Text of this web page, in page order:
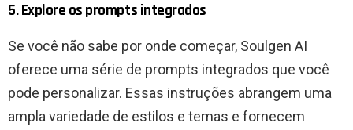
5. Explore os prompts integrados
Se você não sabe por onde começar, Soulgen AI
oferece uma série de prompts integrados que você
pode personalizar. Essas instruções abrangem uma
ampla variedade de estilos e temas e fornecem